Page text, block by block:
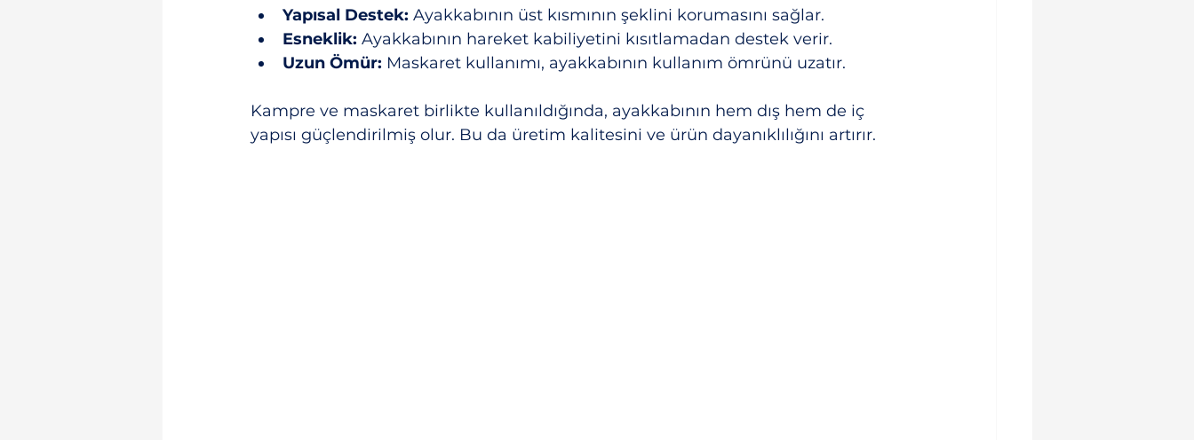
Yapısal Destek: Ayakkabının üst kısmının şeklini korumasını sağlar.
Esneklik: Ayakkabının hareket kabiliyetini kısıtlamadan destek verir.
Uzun Ömür: Maskaret kullanımı, ayakkabının kullanım ömrünü uzatır.
Kampre ve maskaret birlikte kullanıldığında, ayakkabının hem dış hem de iç
yapısı güçlendirilmiş olur. Bu da üretim kalitesini ve ürün dayanıklılığını artırır.